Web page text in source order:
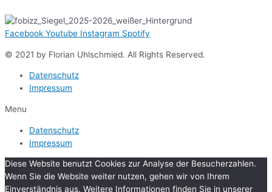
Facebook Youtube Instagram Spotify
© 2021 by Florian Uhlschmied. All Rights Reserved.
Datenschutz
Impressum
Menu
Datenschutz
Impressum
Diese Website benutzt Cookies zur Analyse der Besucherzahlen.
Wenn Sie die Website weiter nutzen, gehen wir von Ihrem
Einverständnis aus. Weitere Informationen finden Sie in unserer